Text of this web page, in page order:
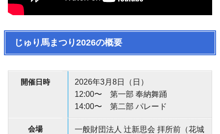
じゅり馬まつり2026の概要
開催日時
2026年3月8日（日）
12:00〜 第一部 奉納舞踊
14:00〜 第二部 パレード
会場
一般財団法人 辻新思会 拝所前（花城